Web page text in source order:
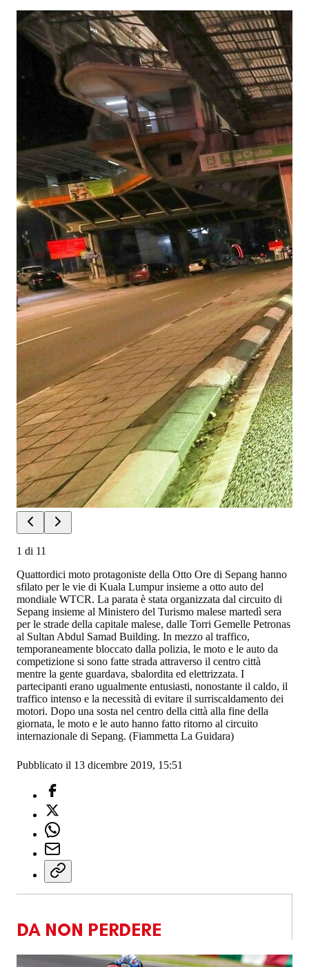
1 di 11
Quattordici moto protagoniste della Otto Ore di Sepang hanno
sfilato per le vie di Kuala Lumpur insieme a otto auto del
mondiale WTCR. La parata è stata organizzata dal circuito di
Sepang insieme al Ministero del Turismo malese martedì sera
per le strade della capitale malese, dalle Torri Gemelle Petronas
al Sultan Abdul Samad Building. In mezzo al traffico,
temporaneamente bloccato dalla polizia, le moto e le auto da
competizione si sono fatte strada attraverso il centro città
mentre la gente guardava, sbalordita ed elettrizzata. I
partecipanti erano ugualmente entusiasti, nonostante il caldo, il
traffico intenso e la necessità di evitare il surriscaldamento dei
motori. Dopo una sosta nel centro della città alla fine della
giornata, le moto e le auto hanno fatto ritorno al circuito
internazionale di Sepang. (Fiammetta La Guidara)
Pubblicato il 13 dicembre 2019, 15:51
DA NON PERDERE